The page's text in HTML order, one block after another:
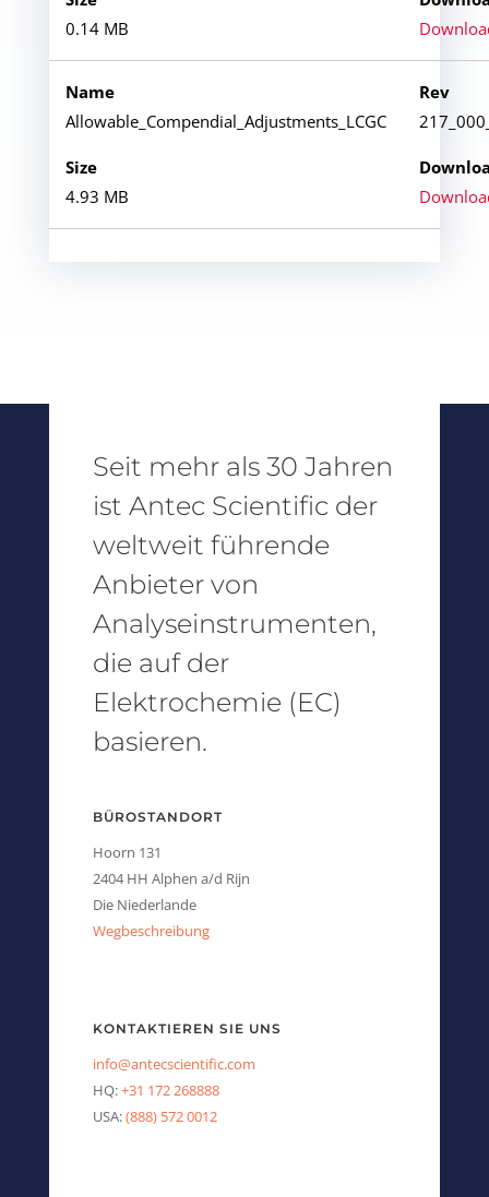
0.14 MB
Allowable_Compendial_Adjustments_LCGC
4.93 MB
Seit mehr als 30 Jahren
ist Antec Scientific der
weltweit führende
Anbieter von
Analyseinstrumenten,
die auf der
Elektrochemie (EC)
basieren.
BÜROSTANDORT
Hoorn 131
2404 HH Alphen a/d Rijn
Die Niederlande
Wegbeschreibung
KONTAKTIEREN SIE UNS
info@antecscientific.com
HQ:+31 172 268888
USA:(888) 572 0012